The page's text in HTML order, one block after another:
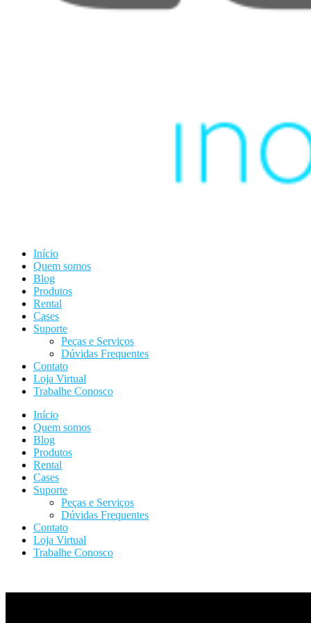
Início
Quem somos
Blog
Produtos
Rental
Cases
Suporte
Peças e Serviços
Dúvidas Frequentes
Contato
Loja Virtual
Trabalhe Conosco
Início
Quem somos
Blog
Produtos
Rental
Cases
Suporte
Peças e Serviços
Dúvidas Frequentes
Contato
Loja Virtual
Trabalhe Conosco